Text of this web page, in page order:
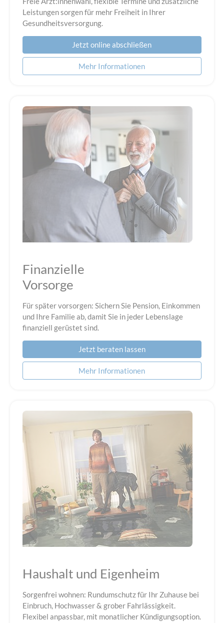
Leistungen sorgen für mehr Freiheit in Ihrer
Gesundheitsversorgung.
Jetzt online abschließen
Mehr Informationen
Finanzielle
Vorsorge
Für später vorsorgen: Sichern Sie Pension, Einkommen
und Ihre Familie ab, damit Sie in jeder Lebenslage
finanziell gerüstet sind.
Jetzt beraten lassen
Mehr Informationen
Haushalt und Eigenheim
Sorgenfrei wohnen: Rundumschutz für Ihr Zuhause bei
Einbruch, Hochwasser & grober Fahrlässigkeit.
Flexibel anpassbar, mit monatlicher Kündigungsoption.